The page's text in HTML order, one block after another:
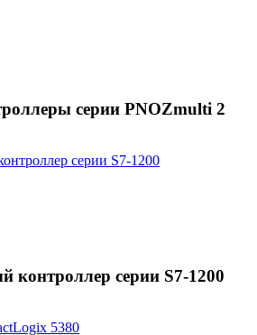
серии PNOZmulti 2
контроллер серии S7-1200